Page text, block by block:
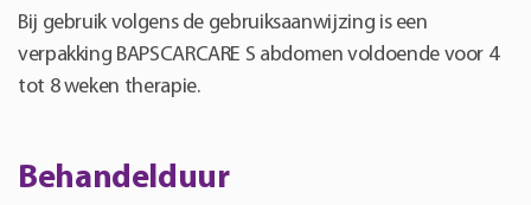
Bij gebruik volgens de gebruiksaanwijzing is een
verpakking BAPSCARCARE S abdomen voldoende voor 4
tot 8 weken therapie.
Behandelduur